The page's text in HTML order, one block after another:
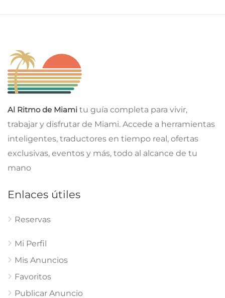
Al Ritmo de Miami tu guía completa para vivir,
trabajar y disfrutar de Miami. Accede a herramientas
inteligentes, traductores en tiempo real, ofertas
exclusivas, eventos y más, todo al alcance de tu
mano
Enlaces útiles
Reservas
Mi Perfil
Mis Anuncios
Favoritos
Publicar Anuncio